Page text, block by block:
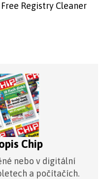
Registry Cleaner
Chip
nebo v digitální
a počítačích.